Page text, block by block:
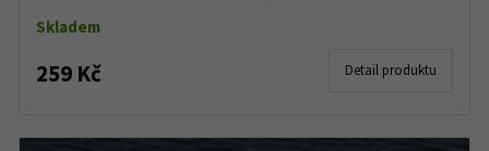
Skladem
259 Kč Detail produktu